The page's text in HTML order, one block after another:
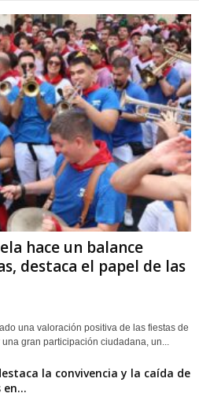
hace un balance
destaca el papel de las
una valoración positiva de las fiestas de
gran participación ciudadana, un...
la convivencia y la caída de